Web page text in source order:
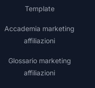
Template
Accademia marketing
affiliazioni
Glossario marketing
affiliazioni